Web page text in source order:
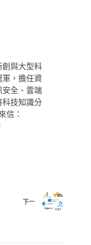
創與大型科
，擔任資
安全、雲端
科技知識分
信：
下一